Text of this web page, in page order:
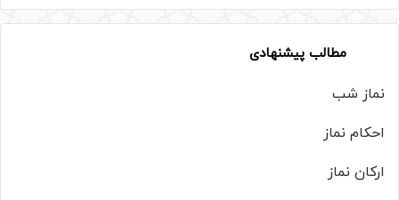
مطالب پیشنهادی
نماز شب
احکام نماز
ارکان نماز